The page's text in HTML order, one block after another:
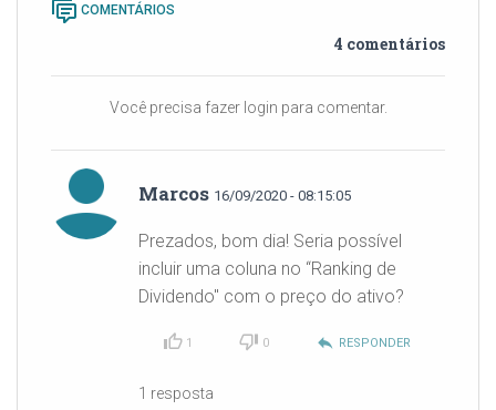
COMENTÁRIOS
4 comentários
Você precisa fazer login para comentar.
Marcos 16/09/2020 - 08:15:05
Prezados, bom dia! Seria possível
incluir uma coluna no “Ranking de
Dividendo" com o preço do ativo?
reply RESPONDER
0
1
1 resposta